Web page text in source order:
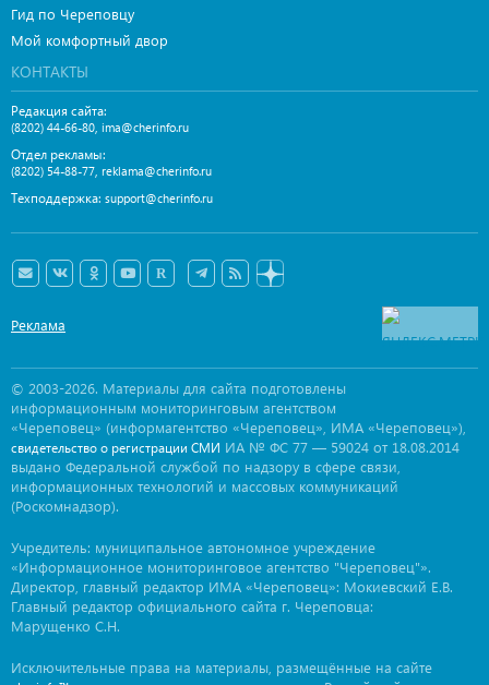
Гид по Череповцу
Мой комфортный двор
КОНТАКТЫ
Редакция сайта:
(8202) 44-66-80, ima@cherinfo.ru
Отдел рекламы:
(8202) 54-88-77, reklama@cherinfo.ru
Техподдержка: support@cherinfo.ru
Реклама
© 2003-2026. Материалы для сайта подготовлены
информационным мониторинговым агентством
«Череповец» (информагентство «Череповец», ИМА «Череповец»),
свидетельство о регистрации СМИ ИА № ФС 77 — 59024 от 18.08.2014
выдано Федеральной службой по надзору в сфере связи,
информационных технологий и массовых коммуникаций
(Роскомнадзор).
Учредитель: муниципальное автономное учреждение
«Информационное мониторинговое агентство "Череповец"».
Директор, главный редактор ИМА «Череповец»: Мокиевский Е.В.
Главный редактор официального сайта г. Череповца:
Марущенко С.Н.
Исключительные права на материалы, размещённые на сайте